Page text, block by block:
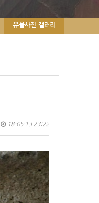
유물사진 갤러리
18-05-13 23:22